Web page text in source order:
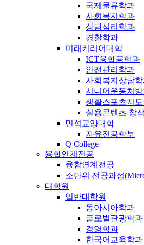
국제물류학과
사회복지학과
상담심리학과
경찰학과
미래커리어대학
ICT융합공학과
안전관리학과
사회복지상담
시니어운동처
생활스포츠지
실용콘텐츠 창
민석교양대학
자유전공학부
Q College
융합연계전공
융합연계전공
소단위 전공과정
대학원
일반대학원
동아시아학과
글로벌관광학과
경영학과
한국어교육학과